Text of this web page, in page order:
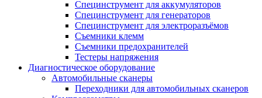
Специнструмент для аккумуляторов
Специнструмент для генераторов
Специнструмент для электроразъёмов
Съемники клемм
Съемники предохранителей
Тестеры напряжения
Диагностическое оборудование
Автомобильные сканеры
Переходники для автомобильных сканеров